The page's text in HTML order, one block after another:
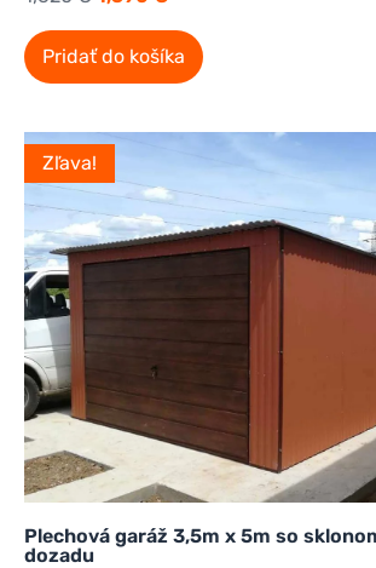
Pridať do košíka
Zľava!
Plechová garáž 3,5m x 5m so
dozadu